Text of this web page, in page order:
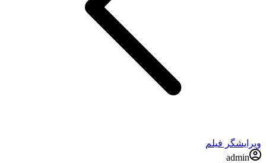
ویرایشگر فیلم
admin